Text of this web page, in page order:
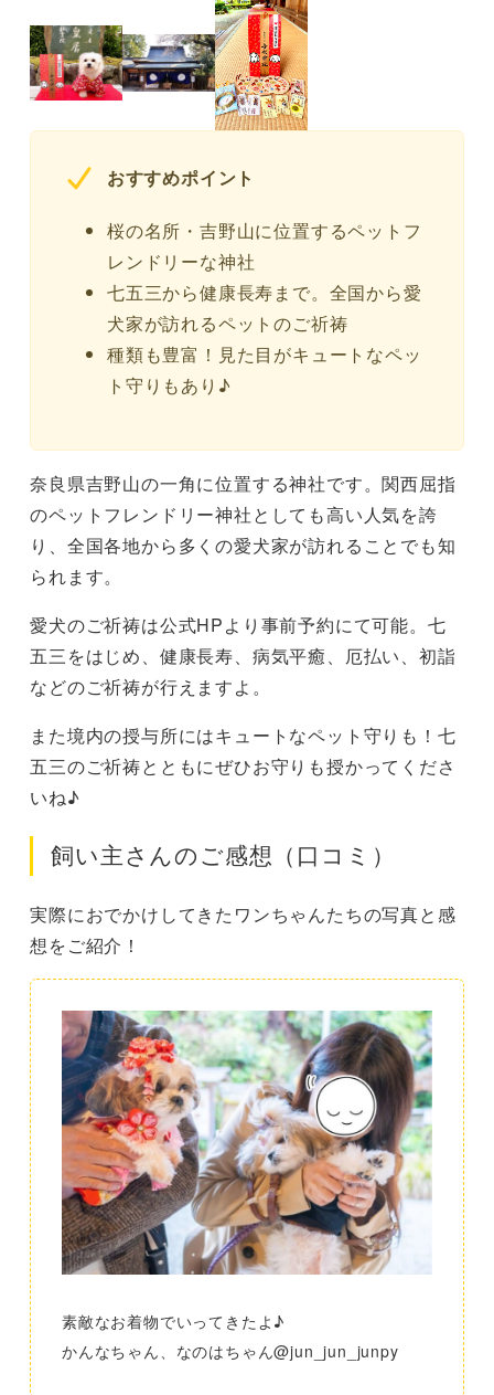
おすすめポイント
桜の名所・吉野山に位置するペットフ
レンドリーな神社
七五三から健康長寿まで。全国から愛
犬家が訪れるペットのご祈祷
種類も豊富！見た目がキュートなペッ
ト守りもあり♪
奈良県吉野山の一角に位置する神社です。関西屈指
のペットフレンドリー神社としても高い人気を誇
り、全国各地から多くの愛犬家が訪れることでも知
られます。
愛犬のご祈祷は公式HPより事前予約にて可能。七
五三をはじめ、健康長寿、病気平癒、厄払い、初詣
などのご祈祷が行えますよ。
また境内の授与所にはキュートなペット守りも！七
五三のご祈祷とともにぜひお守りも授かってくださ
いね♪
飼い主さんのご感想（口コミ）
実際におでかけしてきたワンちゃんたちの写真と感
想をご紹介！
素敵なお着物でいってきたよ♪
かんなちゃん、なのはちゃん@jun_jun_junpy